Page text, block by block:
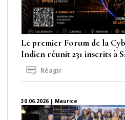
Le premier Forum de la
Indien réunit 231 inscrits à
Réagir
30.06.2026 | Maurice